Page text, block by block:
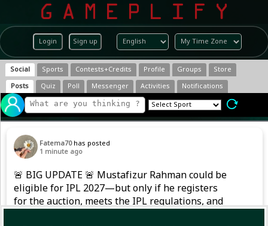
Login Sign up
Social Sports Contests+Credits Profile Groups
Store
Posts
Quiz Poll Messenger Activities Notifications
Fatema70 has posted
1 minute ago
🚨 BIG UPDATE 🚨 Mustafizur Rahman could be
eligible for IPL 2027—but only if he registers
for the auction, meets the IPL regulations, and